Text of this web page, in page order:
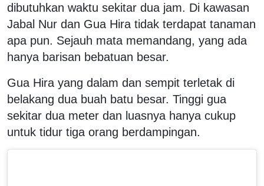
dibutuhkan waktu sekitar dua jam. Di kawasan
Jabal Nur dan Gua Hira tidak terdapat tanaman
apa pun. Sejauh mata memandang, yang ada
hanya barisan bebatuan besar.
Gua Hira yang dalam dan sempit terletak di
belakang dua buah batu besar. Tinggi gua
sekitar dua meter dan luasnya hanya cukup
untuk tidur tiga orang berdampingan.